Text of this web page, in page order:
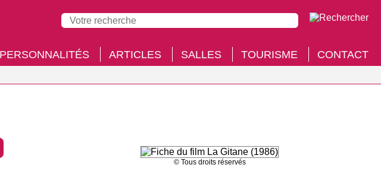
PERSONNALITÉS ARTICLES SALLES TOURISME CONTACT
© Tous droits réservés